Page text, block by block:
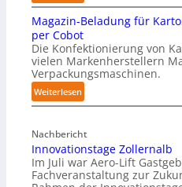
S
c
h
m
i
e
r
e
i
e
Magazin-Beladung für
per Cobot
Die Konfektionierung von
vielen Markenherstellern
Verpackungsmaschinen.
Weiterlesen:
M
g
a
z
Nachbericht
Innovationstage Zollernalb
Im Juli war Aero-Lift
Fachveranstaltung zur